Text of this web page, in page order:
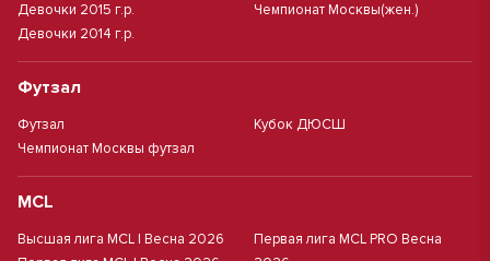
Девочки 2015 г.р.
Девочки 2014 г.р.
Чемпионат Москвы(жен.)
Футзал
Футзал
Чемпионат Москвы футзал
Кубок ДЮСШ
MCL
Высшая лига MCL | Весна 2026
Первая лига MCL PRO Весна